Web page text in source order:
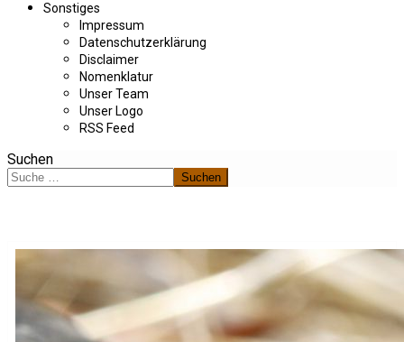
Sonstiges
Impressum
Datenschutzerklärung
Disclaimer
Nomenklatur
Unser Team
Unser Logo
RSS Feed
Suchen
Suchen